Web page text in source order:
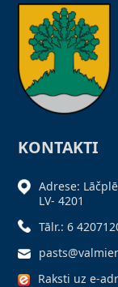
KONTAKTI
Adrese:
LV- 4201
Tālr.: 6
Raksti uz e-